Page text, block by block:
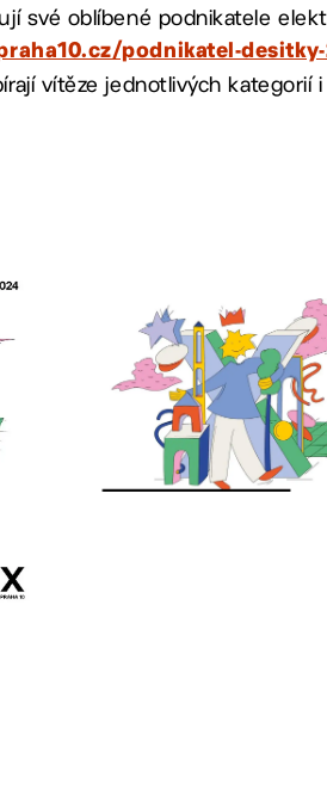
své oblíbené podnikatele
podnikatel-desitky-
vítěze jednotlivých kategorií